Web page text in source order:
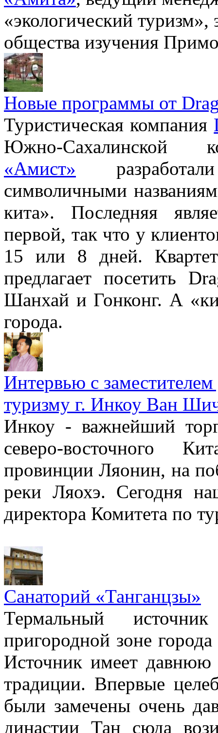
«экологический туризм»,
общества изучения
Новые программы от
Туристическая компания
Южно-Сахалинской
«Амист»
символичными
кита». Последняя
первой, так что у
15 или 8 дней.
предлагает посетить
Шанхай и Гонконг. А
города.
Интервью с
туризму г. Инкоу Ван
Инкоу - важнейший
северо-восточного
провинции Ляонин, на
реки Ляохэ. Сегодня
директора Комитета по
Cанаторий «Танганцзы»
Термальный
пригородной зоне
Источник имеет давнюю
традиции. Впервые
были замечены очень
династии Тан сюда